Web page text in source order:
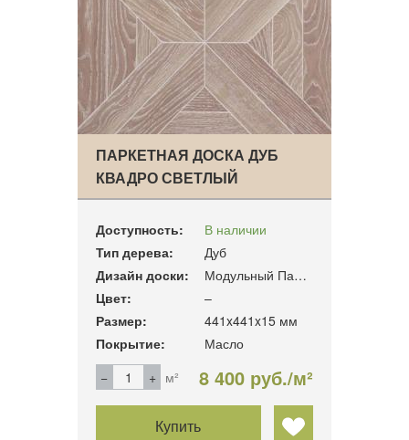
ПАРКЕТНАЯ ДОСКА ДУБ
КВАДРО СВЕТЛЫЙ
Доступность:
В наличии
Тип дерева:
Дуб
Дизайн доски:
Модульный Паркет
Цвет:
–
Размер:
441x441x15 мм
Покрытие:
Масло
м²
8 400 руб./м²
Купить